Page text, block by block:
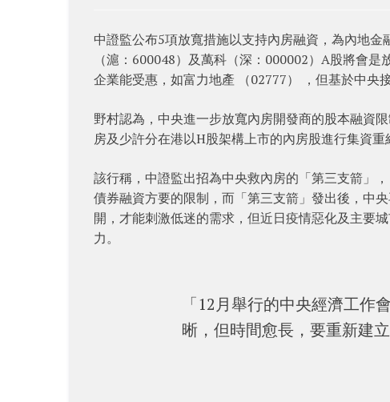
中證監公布5項放寬措施以支持內房融資，為內地
（滬：600048）及萬科（深：000002）A股將會
企業能受惠，如富力地產 （02777） ，但基於中央
野村認為，中央進一步放寬內房開發商的股本融資
房及少許分在港以H股架構上市的內房股進行集資
該行稱，中證監出招為中央救內房的「第三支箭」
債券融資方要的限制，而「第三支箭」發出後，中
開，才能刺激低迷的需求，但近日疫情惡化及主要
力。
「12月舉行的中央經濟工作
晰，但時間愈長，要重新建